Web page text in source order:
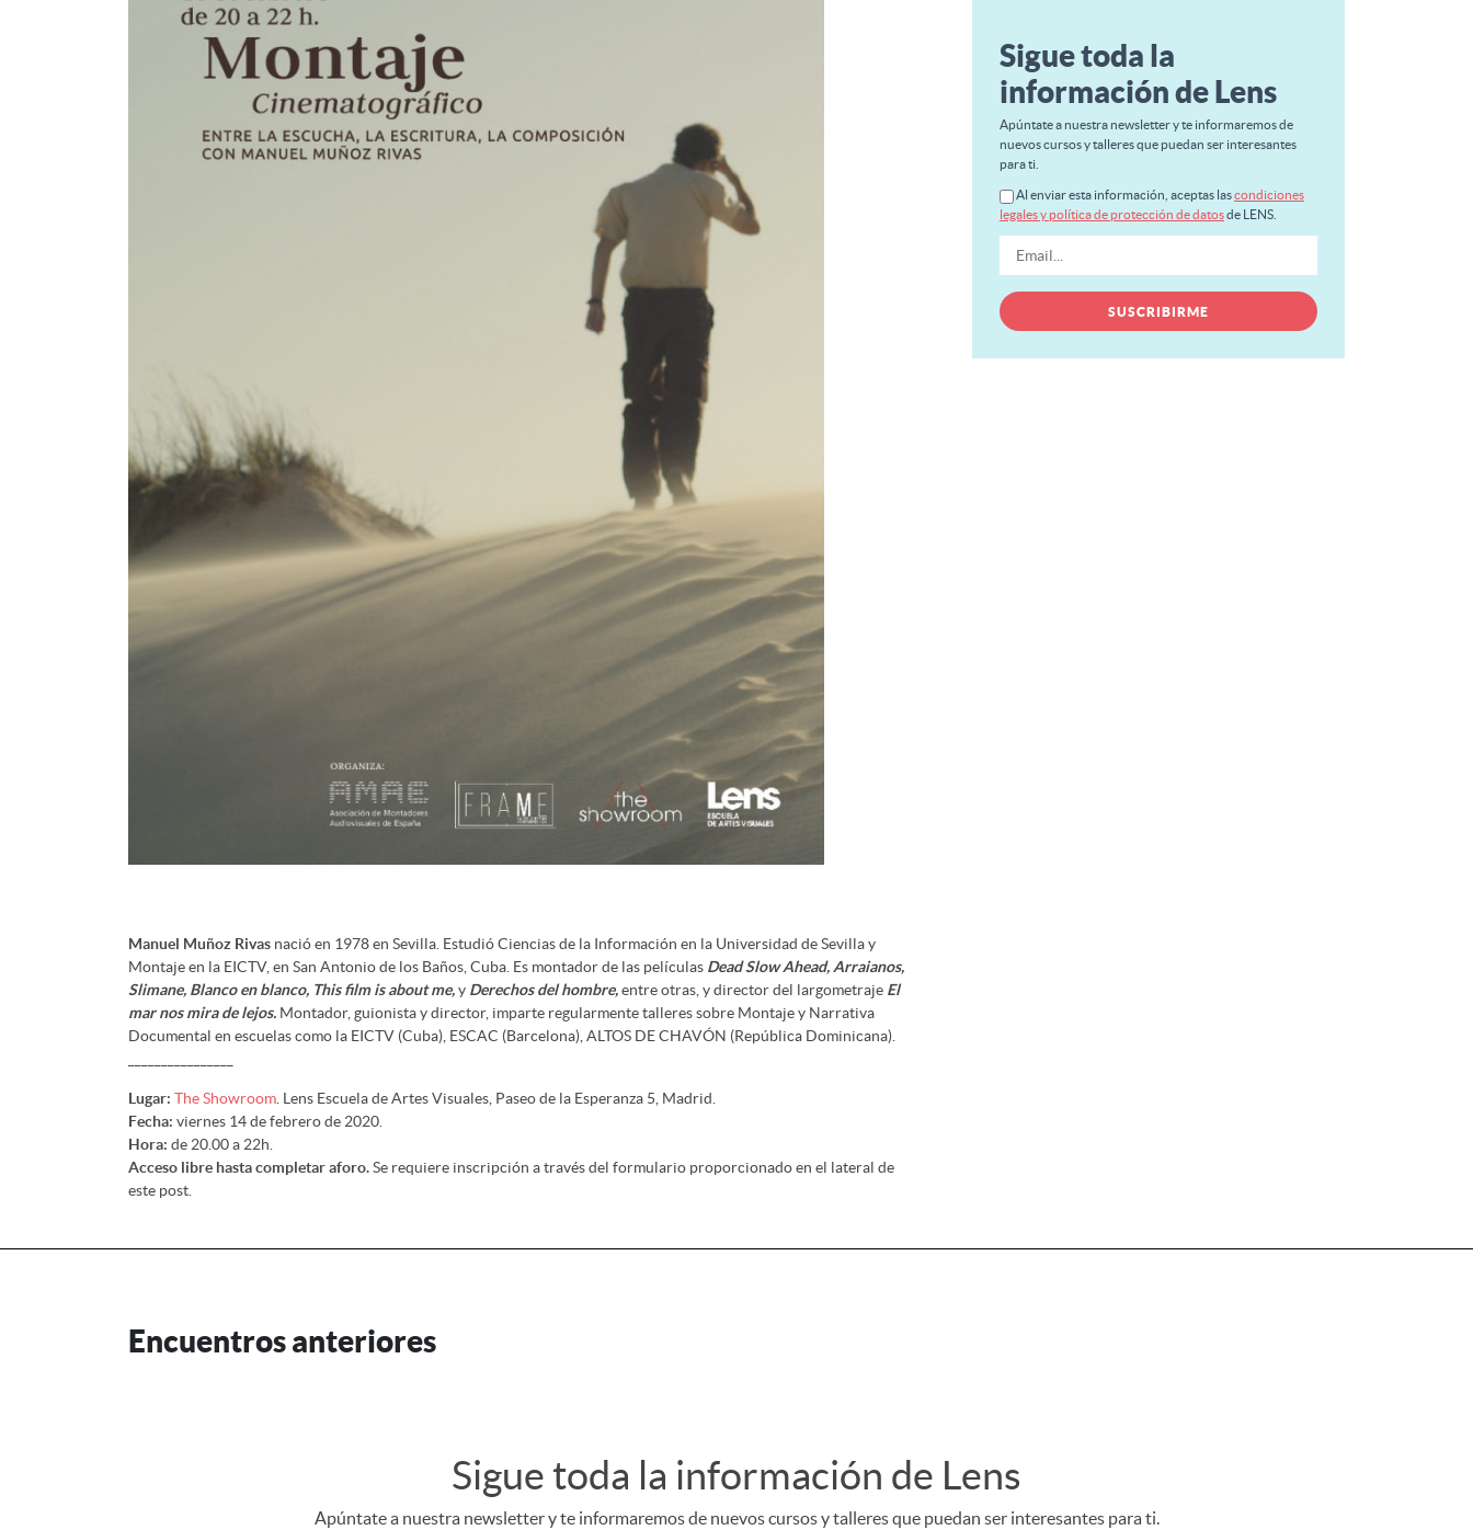
Manuel Muñoz Rivas nació en 1978 en Sevilla. Estudió Ciencias de la Información en la Universidad de Sevilla y
Montaje en la EICTV, en San Antonio de los Baños, Cuba. Es montador de las películas Dead Slow Ahead, Arraianos,
Slimane, Blanco en blanco, This film is about me,y Derechos del hombre,entre otras, y director del largometraje El
mar nos mira de lejos. Montador, guionista y director, imparte regularmente talleres sobre Montaje y Narrativa
Documental en escuelas como la EICTV (Cuba), ESCAC (Barcelona), ALTOS DE CHAVÓN (República Dominicana).
Lugar: The Showroom . Lens Escuela de Artes Visuales, Paseo de la Esperanza 5, Madrid.
Fecha: viernes 14 de febrero de 2020.
Hora: de 20.00 a 22h.
Acceso libre hasta completar aforo.Se requiere inscripción a través del formulario proporcionado en el lateral de
este post.
Sigue toda la
información de Lens
Apúntate a nuestra newsletter y te informaremos de
nuevos cursos y talleres que puedan ser interesantes
para ti.
Al enviar esta información, aceptas lascondiciones
legales y política de protección de datosde LENS.
Encuentros anteriores
Sigue toda la información de Lens
Apúntate a nuestra newsletter y te informaremos de nuevos cursos y talleres que puedan ser interesantes para ti.